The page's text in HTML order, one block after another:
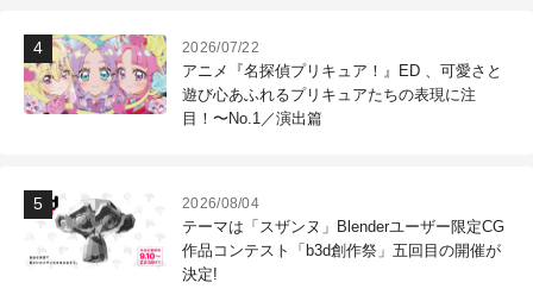
2026/07/22
アニメ『名探偵プリキュア！』ED 、可愛さと
遊び心あふれるプリキュアたちの表現に注
目！〜No.1／演出篇
2026/08/04
テーマは「スザンヌ」Blenderユーザー限定CG
作品コンテスト「b3d創作祭」五回目の開催が
決定!